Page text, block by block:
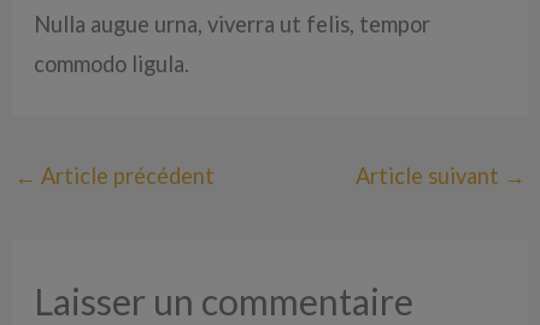
Nulla augue urna, viverra ut felis, tempor
commodo ligula.
← Article précédent Article suivant →
Laisser un commentaire